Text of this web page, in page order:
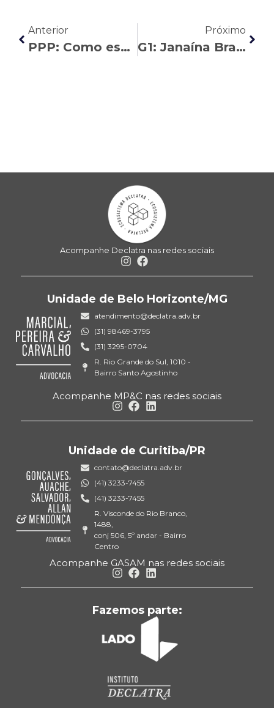
Anterior
PPP: Como esse documento pode melhorar o valor da sua aposentadoria
Próximo
G1: Janaína Braga e Fabiana Oliveira analisam os 9 anos da Lei do Trabalho Doméstico
Acompanhe Declatra nas redes sociais
Unidade de Belo Horizonte/MG
atendimento@declatra.adv.br
(31) 98469-3795
(31) 3295-0704
R. Rio Grande do Sul, 1010 -
Bairro Santo Agostinho
Acompanhe MP&C nas redes sociais
Unidade de Curitiba/PR
contato@declatra.adv.br
(41) 3233-7455
(41) 3233-7455
R. Visconde do Rio Branco,
1488,
conj 506, 5º andar - Bairro
Centro
Acompanhe GASAM nas redes sociais
Fazemos parte: